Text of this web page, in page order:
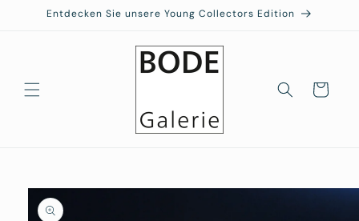
zumEntdecken Sie unsere Young Collectors Edition
Warenkorb